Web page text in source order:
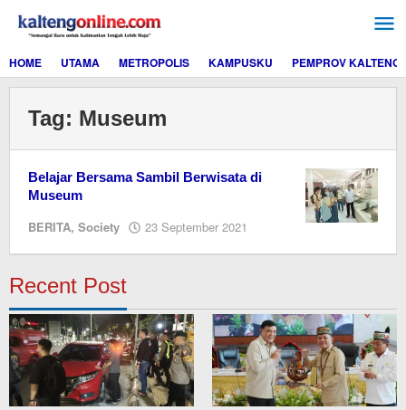
konten
HOME
UTAMA METROPOLIS KAMPUSKU PEMPROV KALTENG
Tag: Museum
Belajar Bersama Sambil Berwisata di
Museum
BERITA, Society 23 September 2021
Recent Post